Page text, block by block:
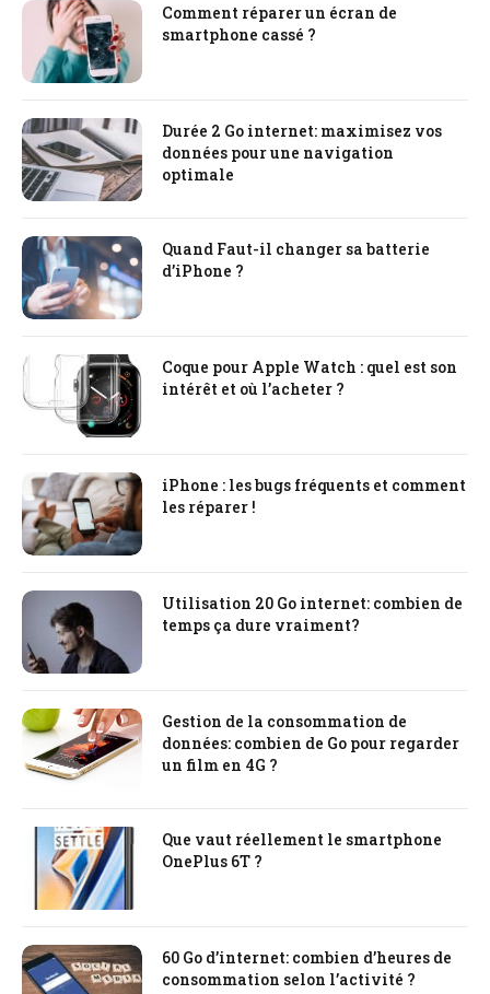
Comment réparer un écran de
smartphone cassé ?
Durée 2 Go internet: maximisez vos
données pour une navigation
optimale
Quand Faut-il changer sa batterie
d’iPhone ?
Coque pour Apple Watch : quel est son
intérêt et où l’acheter ?
iPhone : les bugs fréquents et comment
les réparer !
Utilisation 20 Go internet: combien de
temps ça dure vraiment?
Gestion de la consommation de
données: combien de Go pour regarder
un film en 4G ?
Que vaut réellement le smartphone
OnePlus 6T ?
60 Go d’internet: combien d’heures de
consommation selon l’activité ?